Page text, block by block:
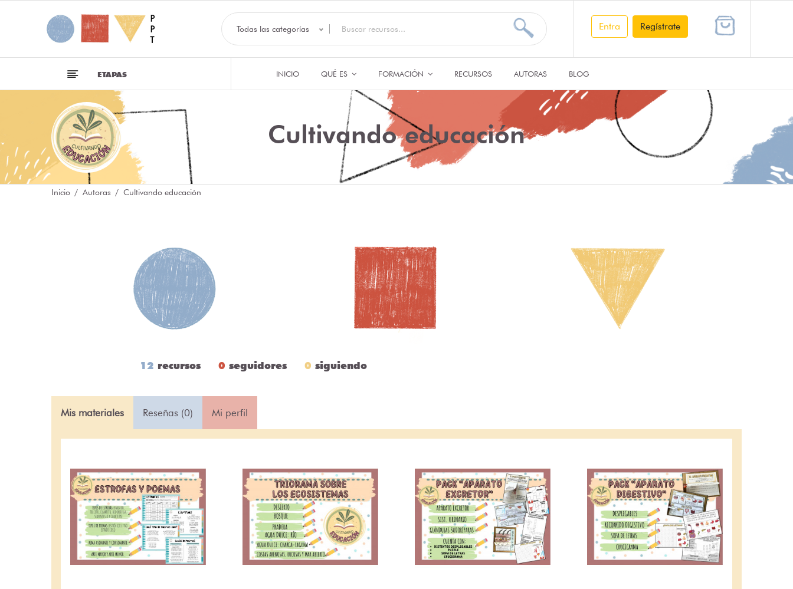
Todas las categorías Entra Regístrate
ETAPAS INICIO QUÉ ES FORMACIÓN RECURSOS AUTORAS BLOG
Cultivando educación
Inicio Autoras Cultivando educación
12 recursos 0 seguidores 0 siguiendo
Mis materiales Reseñas (0) Mi perfil